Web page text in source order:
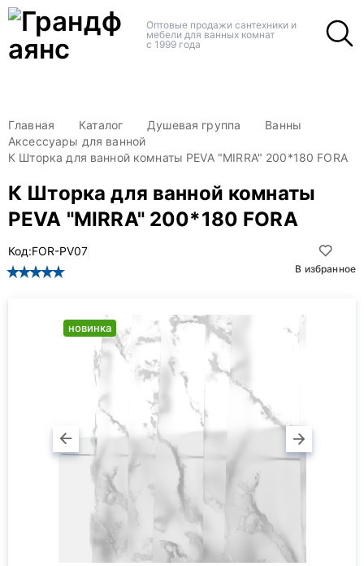
Оптовые продажи сантехники и
мебели для ванных комнат
с 1999 года
Главная Каталог Душевая группа
Ванны
Аксессуары для ванной
К Шторка для ванной комнаты PEVA "MIRRA" 200*180 FORA
К Шторка для ванной комнаты
PEVA "MIRRA" 200*180 FORA
В избранное
Код:FOR-PV07
новинка